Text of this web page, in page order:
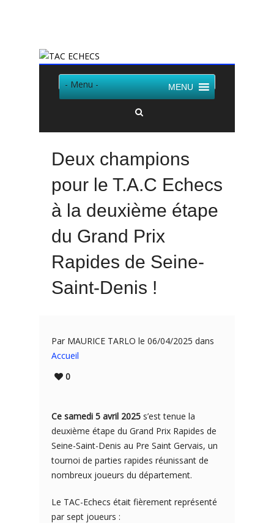
- Menu - MENU
Deux champions
pour le T.A.C Echecs
à la deuxième étape
du Grand Prix
Rapides de Seine-
Saint-Denis !
Par MAURICE TARLO le 06/04/2025 dans
Accueil
0
Ce samedi 5 avril 2025 s’est tenue la
deuxième étape du Grand Prix Rapides de
Seine-Saint-Denis au Pre Saint Gervais, un
tournoi de parties rapides réunissant de
nombreux joueurs du département.
Le TAC-Echecs était fièrement représenté
par sept joueurs :